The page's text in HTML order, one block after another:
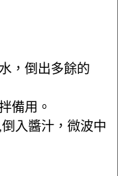
，倒出多餘的
備用。
入醬汁，微波中